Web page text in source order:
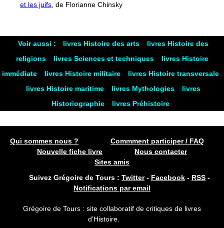
et les juifs, de Florianne Chinsky
Voir aussi : livres Histoire des arts
livres Histoire des
religions
livres Sciences et techniques
livres Histoire
immédiate
livres Histoire militaire
livres Histoire transversale
livres Histoire maritime
livres Mythologies
livres
Historiographie
livres Préhistoire
Qui sommes nous ?
Commment participer / FAQ
Nouvelle fiche livre
Nous contacter
Sites amis
Suivez Grégoire de Tours : Twitter- Facebook - RSS -
Notifications par email
Grégoire de Tours : site collaboratif de critiques de livres
d'Histoire.